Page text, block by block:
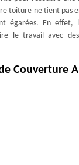
toiture ne tient pas
égarées. En
le travail avec
Couverture